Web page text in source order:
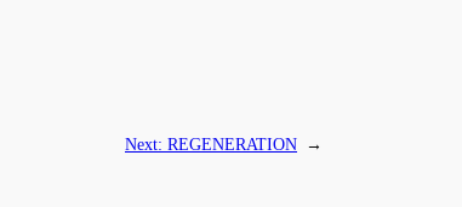
Next: REGENERATION →